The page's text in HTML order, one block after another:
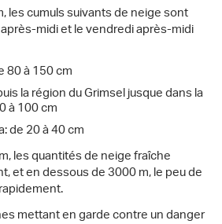
les cumuls suivants de neige sont
midi et le vendredi après-midi
80 à 150 cm
la région du Grimsel jusque dans la
à 100 cm
de 20 à 40 cm
les quantités de neige fraîche
et en dessous de 3000 m, le peu de
mettant en garde contre un danger